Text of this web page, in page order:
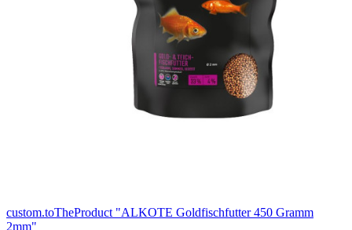
custom.toTheProduct "ALKOTE Goldfischfutter 450 Gramm
2mm"